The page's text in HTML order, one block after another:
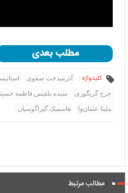
مطلب بعدی
کلیدواژه : آذرمیدخت صفوی
جرج گریگوری سیده بلقیس فاطمه
ملینا عثمان‌وا هاسمیک گیراگوسیان
مطالب مرتبط